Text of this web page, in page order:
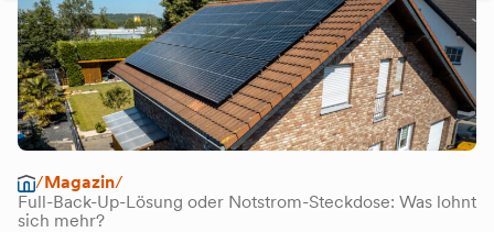
/Magazin/
Full-Back-Up-Lösung oder Notstrom-Steckdose: Was lohnt
sich mehr?